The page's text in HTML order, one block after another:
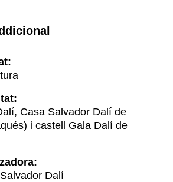
Casa Salvador Dalí de
i castell Gala Dalí de
Dalí